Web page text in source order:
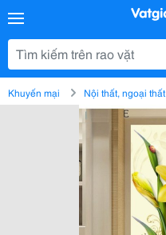
Khuyến mại Nội thất, ngoại thất